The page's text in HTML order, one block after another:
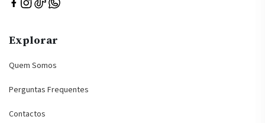
Explorar
Quem Somos
Perguntas Frequentes
Contactos